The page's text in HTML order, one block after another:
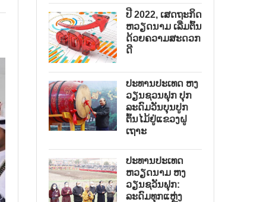
ປີ 2022, ເສດຖະກິດ
ຫວຽດນາມ ເລີ່ມຕົ້ນ
ດ້ວຍຄວາມສະດວກ
ດີ
ປະທານປະເທດ ຫງ
ວຽນຊວນຟຸກ ປຸກ
ລະດົມວັນບຸນປູກ
ຕົ້ນໄມ້ຢູ່ແຂວງຝູ
ເຖາະ
ປະທານປະເທດ
ຫວຽດນາມ ຫງ
ວຽນຊວັນຟຸກ:
ລະດົມທຸກແຫຼ່ງ